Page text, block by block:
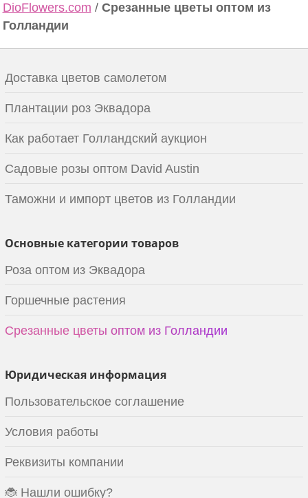
DioFlowers.com / Срезанные цветы оптом из
Голландии
Доставка цветов самолетом
Плантации роз Эквадора
Как работает Голландский аукцион
Садовые розы оптом David Austin
Таможни и импорт цветов из Голландии
Основные категории товаров
Роза оптом из Эквадора
Горшечные растения
Срезанные цветы оптом из Голландии
Юридическая информация
Пользовательское соглашение
Условия работы
Реквизиты компании
🐞 Нашли ошибку?